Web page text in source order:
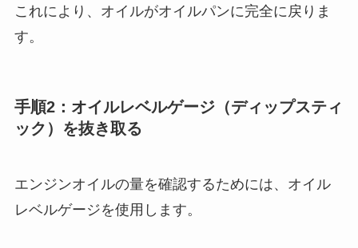
これにより、オイルがオイルパンに完全に戻りま
す。
手順2：オイルレベルゲージ（ディップスティ
ック）を抜き取る
エンジンオイルの量を確認するためには、オイル
レベルゲージを使用します。